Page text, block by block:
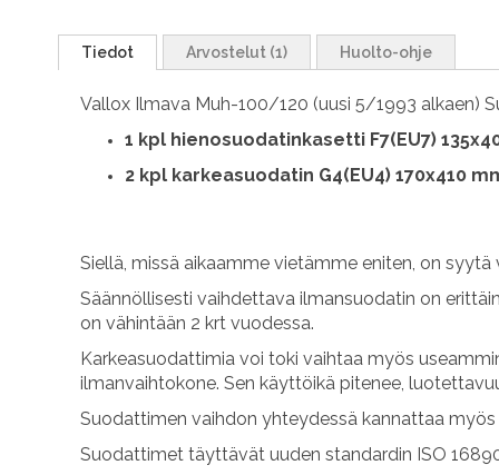
Tiedot
Vallox Ilmava Muh-100/120 (uusi 5/1993 alkaen)
1 kpl hienosuodatinkasetti F7(EU7)
2 kpl karkeasuodatin G4(EU4) 170x410
Siellä, missä aikaamme vietämme eniten, on
Säännöllisesti vaihdettava ilmansuodatin on
on vähintään 2 krt vuodessa.
Karkeasuodattimia voi toki vaihtaa myös
ilmanvaihtokone. Sen käyttöikä pitenee,
Suodattimen vaihdon yhteydessä kannattaa
Suodattimet täyttävät uuden standardin ISO
Arvostelut 1 Huolto-ohje